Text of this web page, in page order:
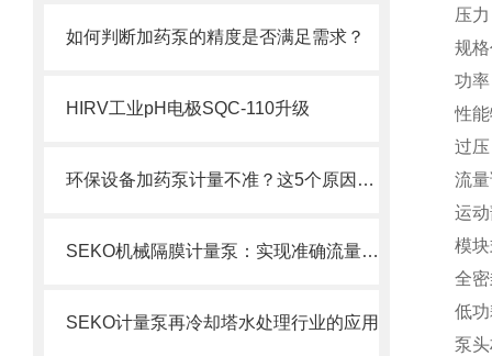
如何判断加药泵的精度是否满足需求？
HIRV工业pH电极SQC-110升级
环保设备加药泵计量不准？这5个原因你可能没想到
SEKO机械隔膜计量泵：实现准确流量的理想选择
SEKO计量泵再冷却塔水处理行业的应用
压
规
功
性
过
流
运
模
全
低
泵